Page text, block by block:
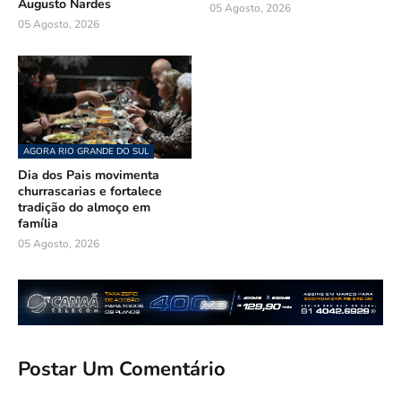
Augusto Nardes
05 Agosto, 2026
05 Agosto, 2026
AGORA RIO GRANDE DO SUL
Dia dos Pais movimenta
churrascarias e fortalece
tradição do almoço em
família
05 Agosto, 2026
Postar Um Comentário